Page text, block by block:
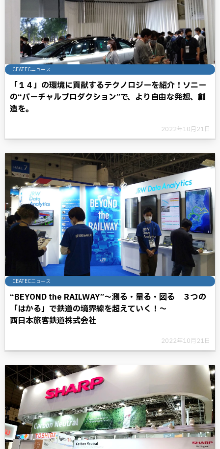
CEATECニュース
「１４」の環境に貢献するテクノロジーを紹介！ソニー
の“バーチャルプロダクション”で、より自由な発想、創
造を。
2022年10月21日
CEATECニュース
“BEYOND the RAILWAY”～測る・量る・図る ３つの
「はかる」で鉄道の境界線を超えていく！～
西日本旅客鉄道株式会社
2022年10月21日